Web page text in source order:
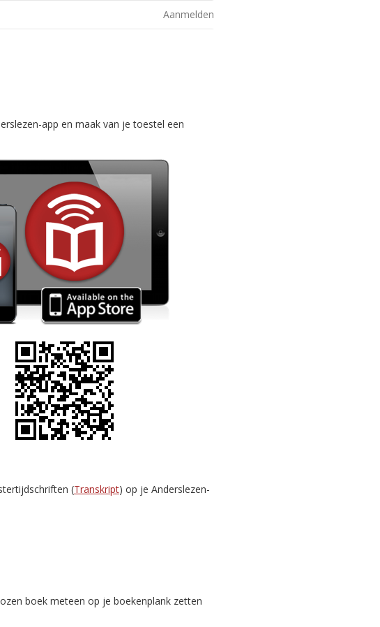
Aanmelden
app en maak van je toestel een
(Transkript) op je Anderslezen-
boek meteen op je boekenplank zetten